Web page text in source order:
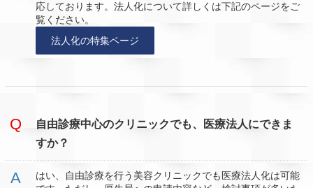
応しております。法人化について詳しくは下記のページをご
覧ください。
法人化の特集ページ
自由診療中心のクリニックでも、医療法人にできま
すか？
はい、自由診療を行う美容クリニックでも医療法人化は可能